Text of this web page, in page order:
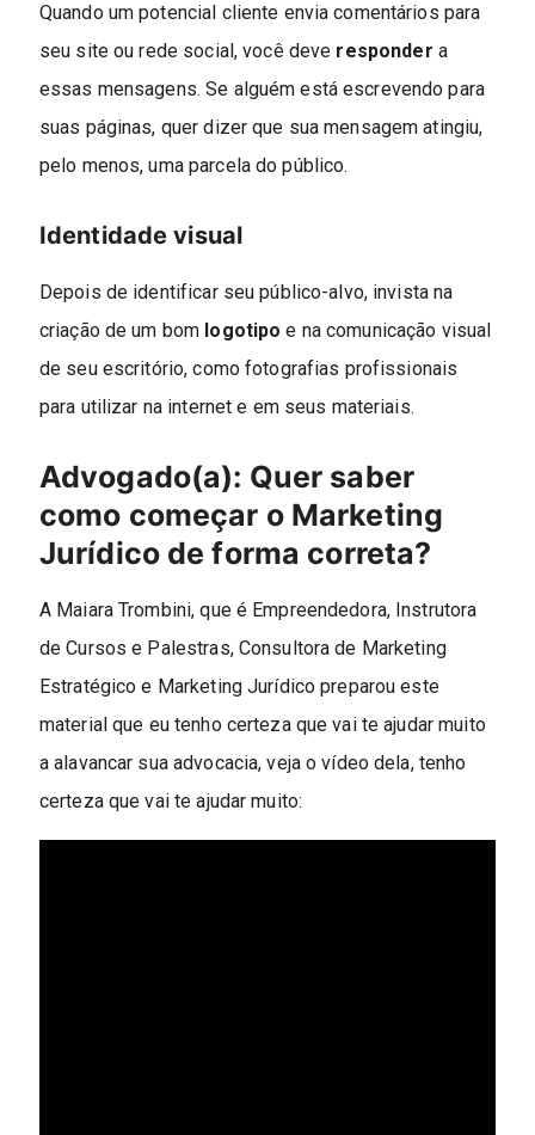
Quando um potencial cliente envia comentários para
seu site ou rede social, você deve responder a
essas mensagens. Se alguém está escrevendo para
suas páginas, quer dizer que sua mensagem atingiu,
pelo menos, uma parcela do público.
Identidade visual
Depois de identificar seu público-alvo, invista na
criação de um bom logotipo e na comunicação visual
de seu escritório, como fotografias profissionais
para utilizar na internet e em seus materiais.
Advogado(a): Quer saber
como começar o Marketing
Jurídico de forma correta?
A Maiara Trombini, que é Empreendedora, Instrutora
de Cursos e Palestras, Consultora de Marketing
Estratégico e Marketing Jurídico preparou este
material que eu tenho certeza que vai te ajudar muito
a alavancar sua advocacia, veja o vídeo dela, tenho
certeza que vai te ajudar muito: